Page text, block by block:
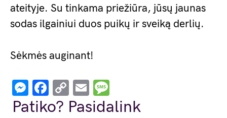
ateityje. Su tinkama priežiūra, jūsų jaunas
sodas ilgainiui duos puikų ir sveiką derlių.
Sėkmės auginant!
Messenger
Facebook
Copy
Link
Email
Patiko? Pasidalink